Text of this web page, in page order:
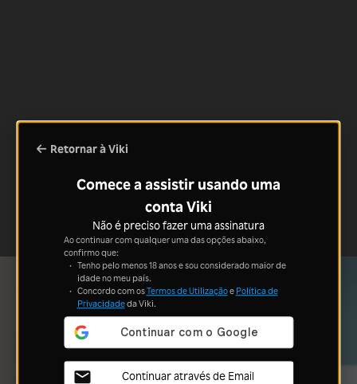
Retornar à Viki
Comece a assistir usando uma
conta Viki
Não é preciso fazer uma assinatura
Ao continuar com qualquer uma das opções abaixo,
confirmo que:
Tenho pelo menos 18 anos e sou considerado maior de
idade no meu país.
Concordo com osTermos de Utilizaçãoe Política de
Privacidadeda Viki.
Continuar através de Email